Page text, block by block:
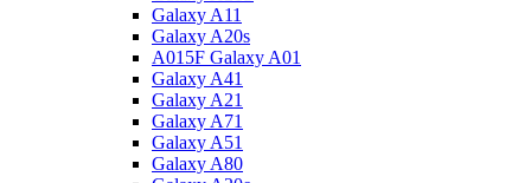
Galaxy A11
Galaxy A20s
A015F Galaxy A01
Galaxy A41
Galaxy A21
Galaxy A71
Galaxy A51
Galaxy A80